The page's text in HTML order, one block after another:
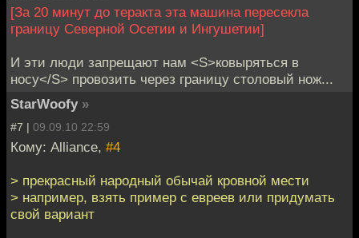
[За 20 минут до теракта эта машина пересекла
границу Северной Осетии и Ингушетии]
И эти люди запрещают нам <S>ковыряться в
носу</S> провозить через границу столовый нож...
StarWoofy »
#7 | 09.09.10 22:59
Кому: Alliance, #4
> прекрасный народный обычай кровной мести
> например, взять пример с евреев или придумать
свой вариант